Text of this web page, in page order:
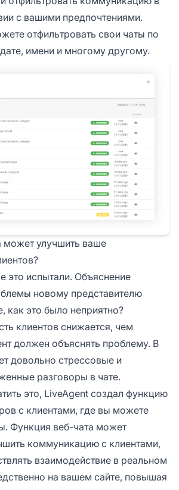
с вашими предпочтениями.
отфильтровать свои чаты по
имени и многому другому.
может улучшить ваше
это испытали. Объяснение
новому представителю
как это было неприятно?
клиентов снижается, чем
должен объяснять проблему. В
довольно стрессовые и
разговоры в чате.
это, LiveAgent создал функцию
с клиентами, где вы можете
Функция веб-чата может
коммуникацию с клиентами,
взаимодействие в реальном
на вашем сайте, повышая